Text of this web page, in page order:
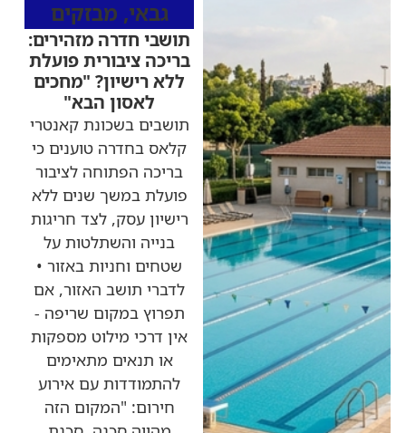
גבאי, מבזקים
תושבי חדרה מזהירים:
בריכה ציבורית פועלת
ללא רישיון? "מחכים
לאסון הבא"
תושבים בשכונת קאנטרי
קלאס בחדרה טוענים כי
בריכה הפתוחה לציבור
פועלת במשך שנים ללא
רישיון עסק, לצד חריגות
בנייה והשתלטות על
שטחים וחניות באזור •
לדברי תושב האזור, אם
תפרוץ במקום שריפה -
אין דרכי מילוט מספקות
או תנאים מתאימים
להתמודדות עם אירוע
חירום: "המקום הזה